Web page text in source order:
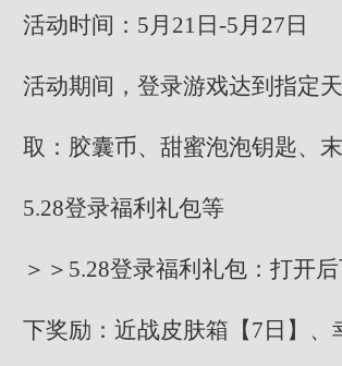
活动时间：5月21日-5月27日
活动期间，登录游戏达到指定
取：胶囊币、甜蜜泡泡钥匙、末
5.28登录福利礼包等
＞＞5.28登录福利礼包：打开
下奖励：近战皮肤箱【7日】、